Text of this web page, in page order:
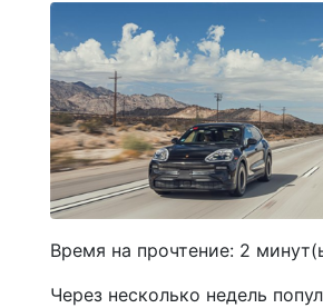
Время на прочтение: 2
Через несколько недель